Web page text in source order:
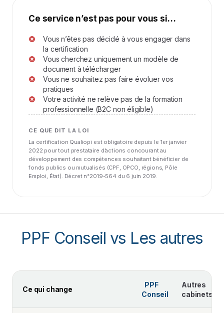
Ce service n’est pas pour vous si…
Vous n’êtes pas décidé à vous engager dans
la certification
Vous cherchez uniquement un modèle de
document à télécharger
Vous ne souhaitez pas faire évoluer vos
pratiques
Votre activité ne relève pas de la formation
professionnelle (B2C non éligible)
CE QUE DIT LA LOI
La certification Qualiopi est obligatoire depuis le 1er janvier
2022 pour tout prestataire d’actions concourant au
développement des compétences souhaitant bénéficier de
fonds publics ou mutualisés (CPF, OPCO, régions, Pôle
Emploi, État). Décret n°2019-564 du 6 juin 2019.
PPF Conseil vs Les autres
Ce qui change
PPF
Conseil
Autres
cabinets